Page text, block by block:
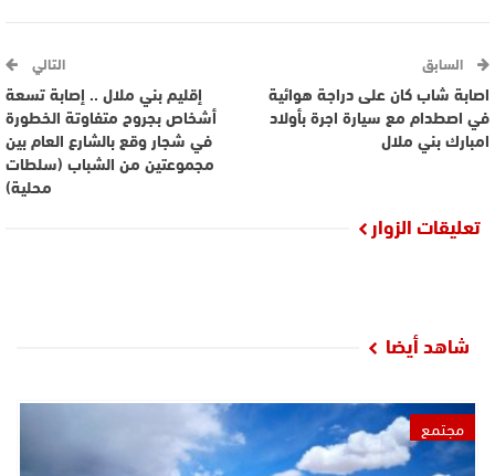
السابق
اصابة شاب كان على دراجة هوائية
في اصطدام مع سيارة اجرة بأولاد
امبارك بني ملال
التالي
إقليم بني ملال .. إصابة تسعة
أشخاص بجروح متفاوتة الخطورة
في شجار وقع بالشارع العام بين
مجموعتين من الشباب (سلطات
محلية)
تعليقات الزوار
شاهد أيضا
مجتمع